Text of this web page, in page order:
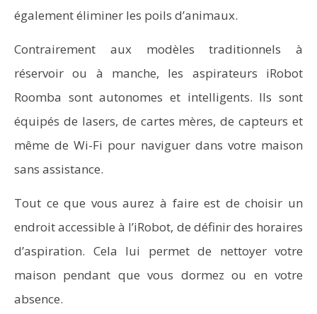
également éliminer les poils d’animaux.
Contrairement aux modèles traditionnels à
réservoir ou à manche, les aspirateurs iRobot
Roomba sont autonomes et intelligents. Ils sont
équipés de lasers, de cartes mères, de capteurs et
même de Wi-Fi pour naviguer dans votre maison
sans assistance.
Tout ce que vous aurez à faire est de choisir un
endroit accessible à l’iRobot, de définir des horaires
d’aspiration. Cela lui permet de nettoyer votre
maison pendant que vous dormez ou en votre
absence.